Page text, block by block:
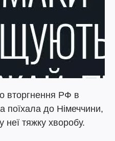
вторгнення РФ в
поїхала до Німеччини,
неї тяжку хворобу.